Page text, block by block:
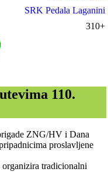
SRK Pedala Laganini
310+
110.
ZNG/HV i Dana
proslavljene
tradicionalni